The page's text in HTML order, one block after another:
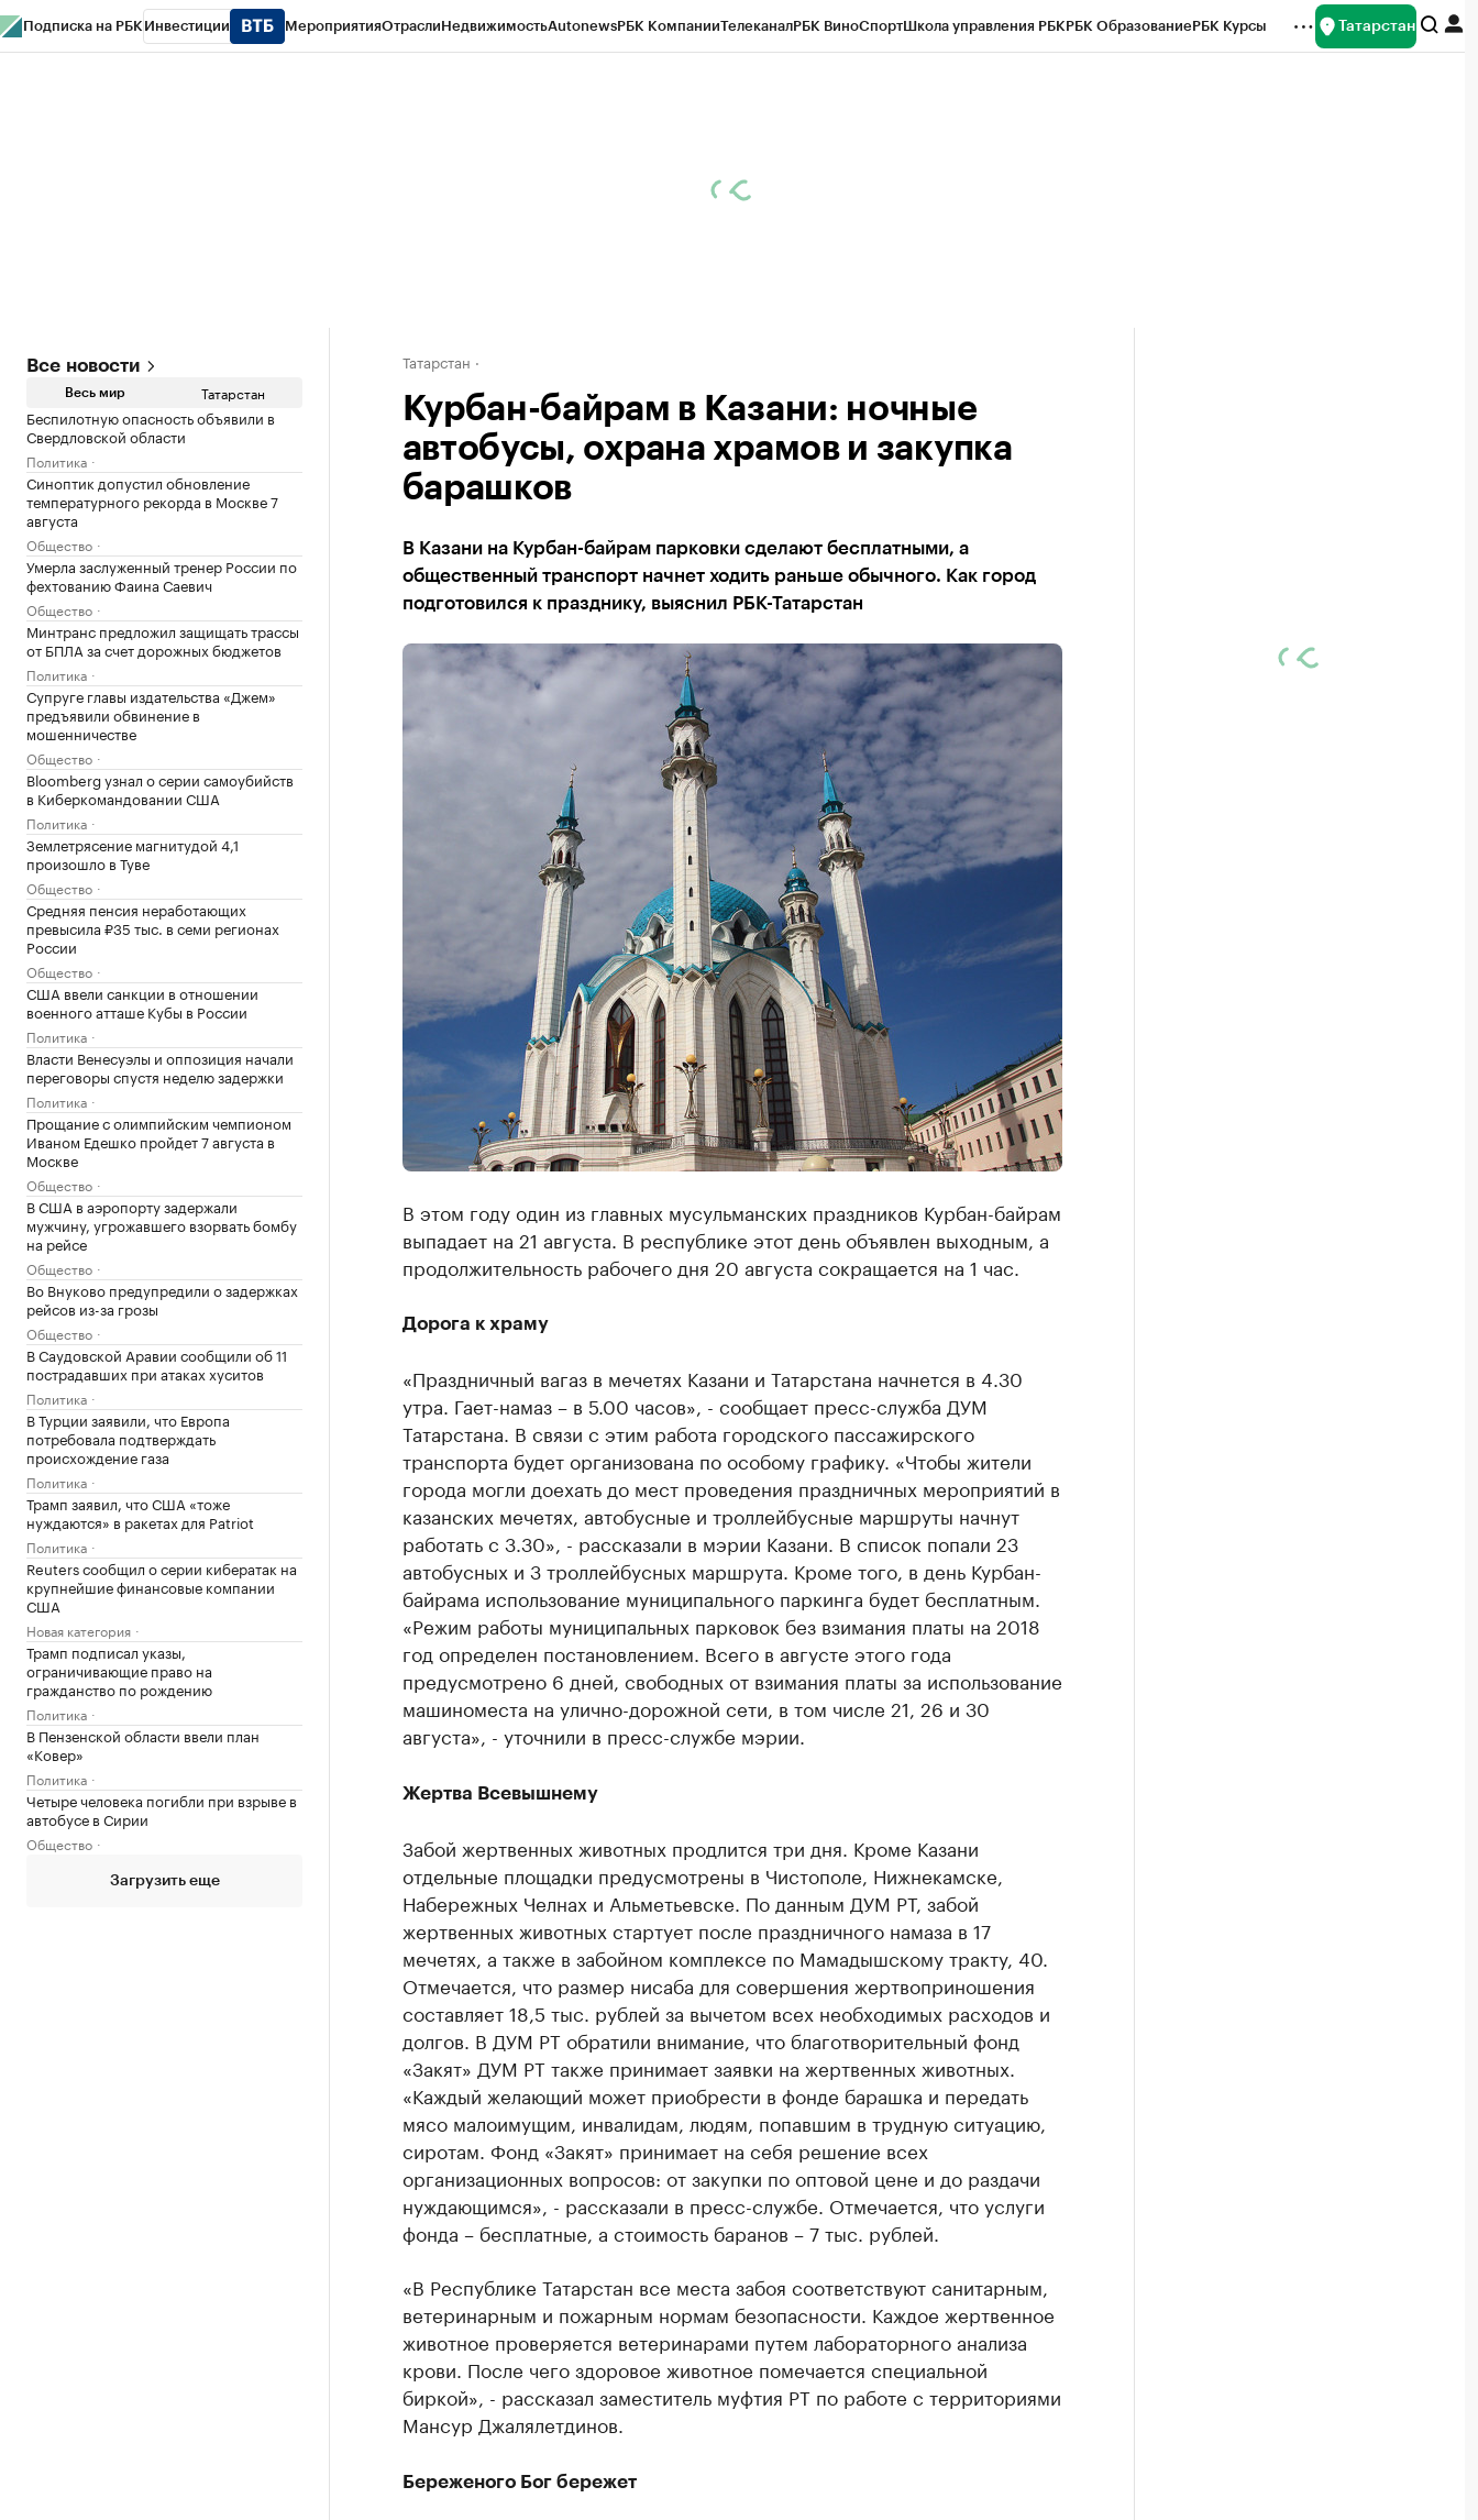
Подписка на РБК Инвестиции МероприятияОтраслиНедвижимостьAutonewsРБК КомпанииТелеканалРБК ВиноСпортШкола управления РБКРБК ОбразованиеРБК Курсы Татарстан
Все новости
Весь мир Татарстан
Беспилотную опасность объявили в
Свердловской области
Политика
Синоптик допустил обновление
температурного рекорда в Москве 7
августа
Общество
Умерла заслуженный тренер России по
фехтованию Фаина Саевич
Общество
Минтранс предложил защищать трассы
от БПЛА за счет дорожных бюджетов
Политика
Супруге главы издательства «Джем»
предъявили обвинение в
мошенничестве
Общество
Bloomberg узнал о серии самоубийств
в Киберкомандовании США
Политика
Землетрясение магнитудой 4,1
произошло в Туве
Общество
Средняя пенсия неработающих
превысила ₽35 тыс. в семи регионах
России
Общество
США ввели санкции в отношении
военного атташе Кубы в России
Политика
Власти Венесуэлы и оппозиция начали
переговоры спустя неделю задержки
Политика
Прощание с олимпийским чемпионом
Иваном Едешко пройдет 7 августа в
Москве
Общество
В США в аэропорту задержали
мужчину, угрожавшего взорвать бомбу
на рейсе
Общество
Во Внуково предупредили о задержках
рейсов из-за грозы
Общество
В Саудовской Аравии сообщили об 11
пострадавших при атаках хуситов
Политика
В Турции заявили, что Европа
потребовала подтверждать
происхождение газа
Политика
Трамп заявил, что США «тоже
нуждаются» в ракетах для Patriot
Политика
Reuters сообщил о серии кибератак на
крупнейшие финансовые компании
США
Новая категория
Трамп подписал указы,
ограничивающие право на
гражданство по рождению
Политика
В Пензенской области ввели план
«Ковер»
Политика
Четыре человека погибли при взрыве в
автобусе в Сирии
Общество
Загрузить еще
Татарстан
Курбан-байрам в Казани: ночные
автобусы, охрана храмов и закупка
барашков
В Казани на Курбан-байрам парковки сделают бесплатными, а
общественный транспорт начнет ходить раньше обычного. Как город
подготовился к празднику, выяснил РБК-Татарстан
В этом году один из главных мусульманских праздников Курбан-байрам
выпадает на 21 августа. В республике этот день объявлен выходным, а
продолжительность рабочего дня 20 августа сокращается на 1 час.
Дорога к храму
«Праздничный вагаз в мечетях Казани и Татарстана начнется в 4.30
утра. Гает-намаз – в 5.00 часов», - сообщает пресс-служба ДУМ
Татарстана. В связи с этим работа городского пассажирского
транспорта будет организована по особому графику. «Чтобы жители
города могли доехать до мест проведения праздничных мероприятий в
казанских мечетях, автобусные и троллейбусные маршруты начнут
работать с 3.30», - рассказали в мэрии Казани. В список попали 23
автобусных и 3 троллейбусных маршрута. Кроме того, в день Курбан-
байрама использование муниципального паркинга будет бесплатным.
«Режим работы муниципальных парковок без взимания платы на 2018
год определен постановлением. Всего в августе этого года
предусмотрено 6 дней, свободных от взимания платы за использование
машиноместа на улично-дорожной сети, в том числе 21, 26 и 30
августа», - уточнили в пресс-службе мэрии.
Жертва Всевышнему
Забой жертвенных животных продлится три дня. Кроме Казани
отдельные площадки предусмотрены в Чистополе, Нижнекамске,
Набережных Челнах и Альметьевске. По данным ДУМ РТ, забой
жертвенных животных стартует после праздничного намаза в 17
мечетях, а также в забойном комплексе по Мамадышскому тракту, 40.
Отмечается, что размер нисаба для совершения жертвоприношения
составляет 18,5 тыс. рублей за вычетом всех необходимых расходов и
долгов. В ДУМ РТ обратили внимание, что благотворительный фонд
«Закят» ДУМ РТ также принимает заявки на жертвенных животных.
«Каждый желающий может приобрести в фонде барашка и передать
мясо малоимущим, инвалидам, людям, попавшим в трудную ситуацию,
сиротам. Фонд «Закят» принимает на себя решение всех
организационных вопросов: от закупки по оптовой цене и до раздачи
нуждающимся», - рассказали в пресс-службе. Отмечается, что услуги
фонда – бесплатные, а стоимость баранов – 7 тыс. рублей.
«В Республике Татарстан все места забоя соответствуют санитарным,
ветеринарным и пожарным нормам безопасности. Каждое жертвенное
животное проверяется ветеринарами путем лабораторного анализа
крови. После чего здоровое животное помечается специальной
биркой», - рассказал заместитель муфтия РТ по работе с территориями
Мансур Джалялетдинов.
Береженого Бог бережет